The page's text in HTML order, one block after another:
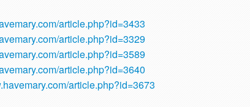
article.php?id=3433
article.php?id=3329
article.php?id=3589
article.php?id=3640
article.php?id=3673